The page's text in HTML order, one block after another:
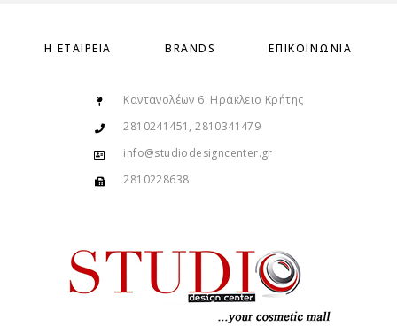
Η ΕΤΑΙΡΕΊΑ BRANDS ΕΠΙΚΟΙΝΩΝΊΑ
Καντανολέων 6, Ηράκλειο Κρήτης
2810241451, 2810341479
info@studiodesigncenter.gr
2810228638